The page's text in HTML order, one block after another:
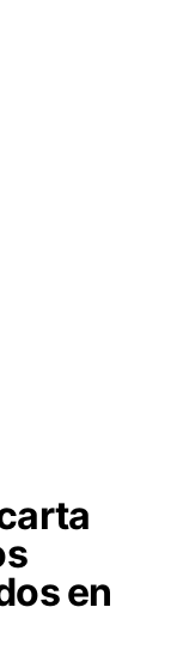
en